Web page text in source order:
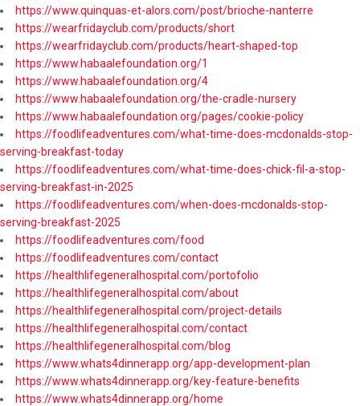
https://www.quinquas-et-alors.com/post/brioche-nanterre
https://wearfridayclub.com/products/short
https://wearfridayclub.com/products/heart-shaped-top
https://www.habaalefoundation.org/1
https://www.habaalefoundation.org/4
https://www.habaalefoundation.org/the-cradle-nursery
https://www.habaalefoundation.org/pages/cookie-policy
https://foodlifeadventures.com/what-time-does-mcdonalds-stop-
serving-breakfast-today
https://foodlifeadventures.com/what-time-does-chick-fil-a-stop-
serving-breakfast-in-2025
https://foodlifeadventures.com/when-does-mcdonalds-stop-
serving-breakfast-2025
https://foodlifeadventures.com/food
https://foodlifeadventures.com/contact
https://healthlifegeneralhospital.com/portofolio
https://healthlifegeneralhospital.com/about
https://healthlifegeneralhospital.com/project-details
https://healthlifegeneralhospital.com/contact
https://healthlifegeneralhospital.com/blog
https://www.whats4dinnerapp.org/app-development-plan
https://www.whats4dinnerapp.org/key-feature-benefits
https://www.whats4dinnerapp.org/home